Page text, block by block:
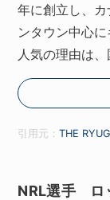
年に創立し、
ンタウン中心
人気の理由は
引用元：THE
NRL選手 ロ